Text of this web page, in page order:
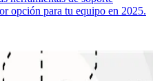
opción para tu equipo en 2025.